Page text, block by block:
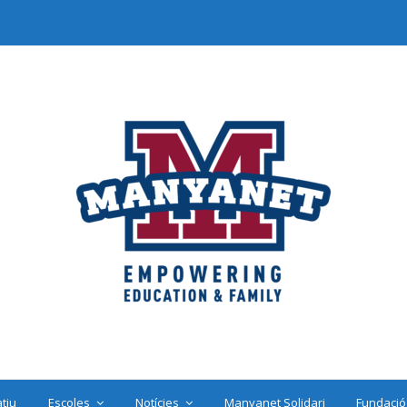
Escoles Notícies Manyanet Solidari Fundació